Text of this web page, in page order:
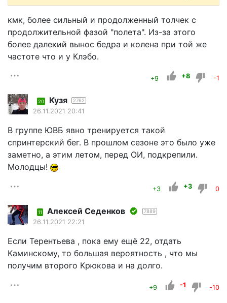
кмк, более сильный и продолженный толчек с
продолжительной фазой "полета". Из-за этого
более далекий вынос бедра и колена при той же
частоте что и у Клэбо.
+9 +8 -1
20 Кузя 2762
26.11.2021 20:41
В группе ЮВБ явно тренируется такой
спринтерский бег. В прошлом сезоне это было уже
заметно, а этим летом, перед ОИ, подкрепили.
Молодцы!
+3 +3 0
11 Алексей Седенков 7889
26.11.2021 22:21
Если Терентьева , пока ему ещё 22, отдать
Каминскому, то большая вероятность , что мы
получим второго Крюкова и на долго.
+9 -1 -10